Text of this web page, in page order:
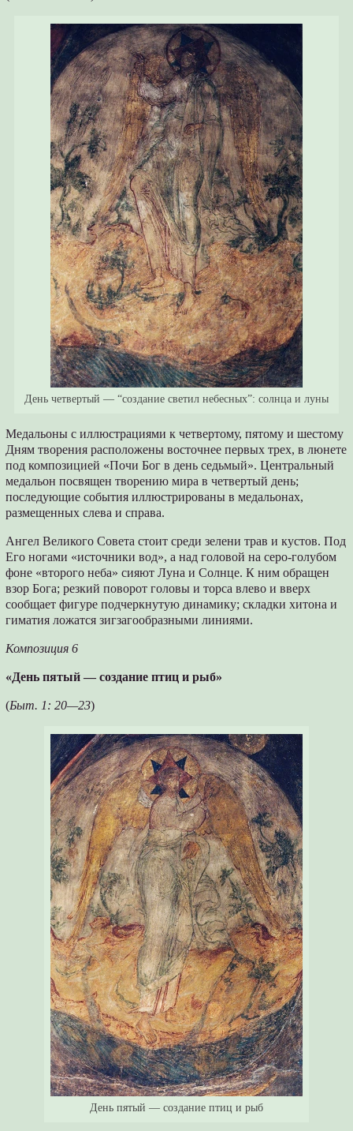
День четвертый — “создание светил небесных”: солнца и луны
Медальоны с иллюстрациями к четвертому, пятому и шестому
Дням творения расположены восточнее первых трех, в люнете
под композицией «Почи Бог в день седьмый». Центральный
медальон посвящен творению мира в четвертый день;
последующие события иллюстрированы в медальонах,
размещенных слева и справа.
Ангел Великого Совета стоит среди зелени трав и кустов. Под
Его ногами «источники вод», а над головой на серо-голубом
фоне «второго неба» сияют Луна и Солнце. К ним обращен
взор Бога; резкий поворот головы и торса влево и вверх
сообщает фигуре подчеркнутую динамику; складки хитона и
гиматия ложатся зигзагообразными линиями.
Композиция 6
«День пятый — создание птиц и рыб»
(Быт. 1: 20—23)
День пятый — создание птиц и рыб